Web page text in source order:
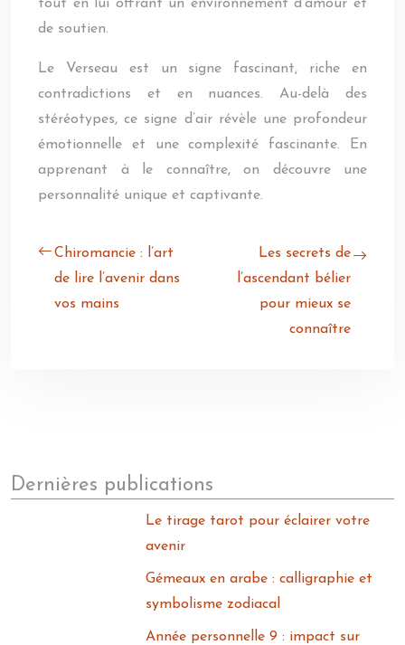
tout en lui offrant un environnement d’amour et
de soutien.
Le Verseau est un signe fascinant, riche en
contradictions et en nuances. Au-delà des
stéréotypes, ce signe d’air révèle une profondeur
émotionnelle et une complexité fascinante. En
apprenant à le connaître, on découvre une
personnalité unique et captivante.
Chiromancie : l’art
de lire l’avenir dans
vos mains
Les secrets de
l’ascendant bélier
pour mieux se
connaître
Dernières publications
Le tirage tarot pour éclairer votre
avenir
Gémeaux en arabe : calligraphie et
symbolisme zodiacal
Année personnelle 9 : impact sur